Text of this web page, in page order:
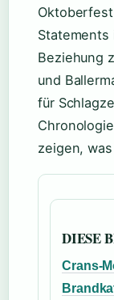
Beziehung
und
für
zeigen,
DIESE
Crans-